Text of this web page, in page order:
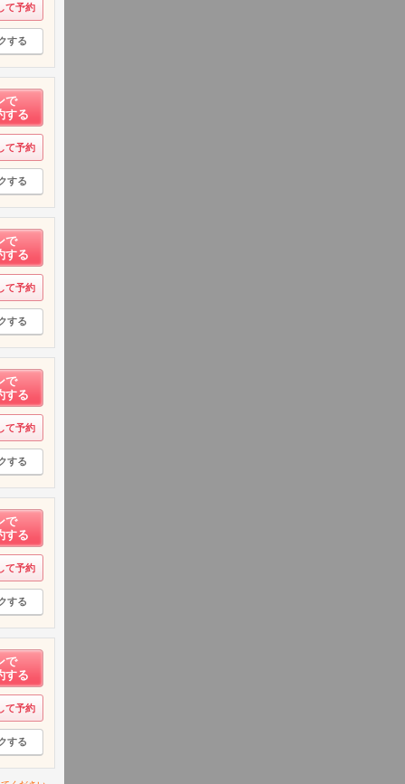
て予約
する
で
する
て予約
する
で
する
て予約
する
で
する
て予約
する
で
する
て予約
する
で
する
て予約
する